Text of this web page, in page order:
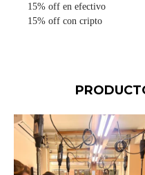
15% off en efectivo
15% off con cripto